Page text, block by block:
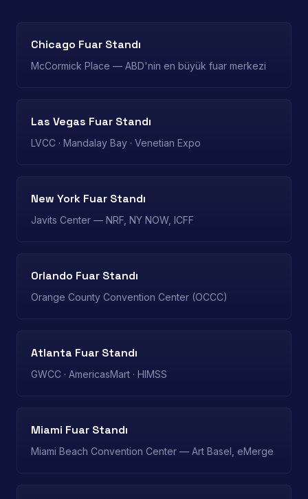
Chicago Fuar Standı
McCormick Place — ABD'nin en büyük fuar merkezi
Las Vegas Fuar Standı
LVCC · Mandalay Bay · Venetian Expo
New York Fuar Standı
Javits Center — NRF, NY NOW, ICFF
Orlando Fuar Standı
Orange County Convention Center (OCCC)
Atlanta Fuar Standı
GWCC · AmericasMart · HIMSS
Miami Fuar Standı
Miami Beach Convention Center — Art Basel, eMerge